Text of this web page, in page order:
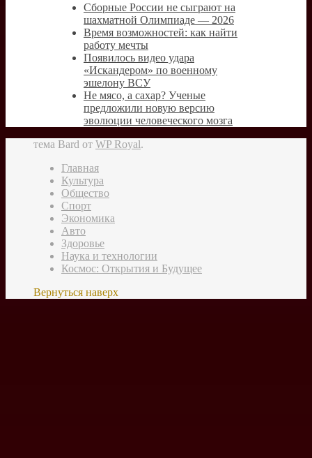
Сборные России не сыграют на
шахматной Олимпиаде — 2026
Время возможностей: как найти
работу мечты
Появилось видео удара
«Искандером» по военному
эшелону ВСУ
Не мясо, а сахар? Ученые
предложили новую версию
эволюции человеческого мозга
тема Bard от WP Royal.
Главная
Культура
Общество
Спорт
Экономика
Авто
Здоровье
Наука и технологии
Космос: Открытия и Будущее
Вернуться наверх